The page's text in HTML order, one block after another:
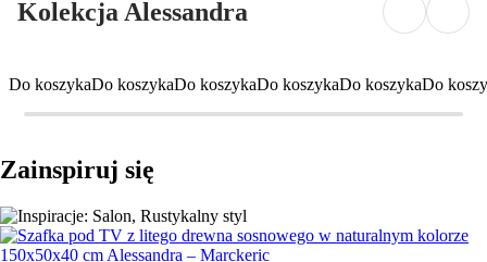
Kolekcja Alessandra
Do koszykaDo koszykaDo koszykaDo koszykaDo koszykaDo
Zainspiruj się